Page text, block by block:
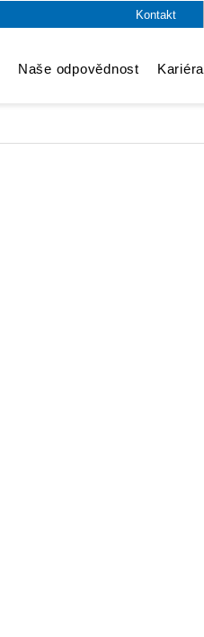
Kontakt
Naše odpovědnost Kariéra